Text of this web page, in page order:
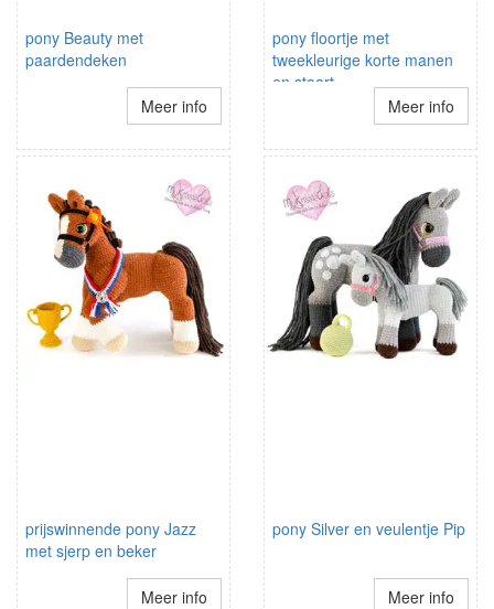
pony Beauty met
paardendeken
Meer info
pony floortje met
tweekleurige korte manen
en staart
Meer info
prijswinnende pony Jazz
met sjerp en beker
Meer info
pony Silver en veulentje Pip
Meer info